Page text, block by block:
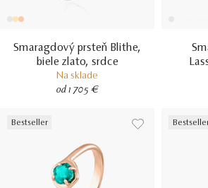
Smaragdový prsteň Blithe,
biele zlato, srdce
Na sklade
od 1 705 €
Bestseller